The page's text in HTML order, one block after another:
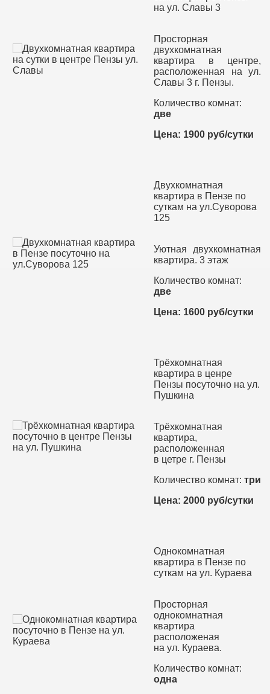
на ул. Славы 3
Просторная
двухкомнатная
квартира в центре,
расположенная на ул.
Славы 3 г. Пензы.
Количество комнат:
две
Цена: 1900 руб/сутки
Двухкомнатная
квартира в Пензе по
суткам на ул.Суворова
125
Уютная двухкомнатная
квартира. 3 этаж
Количество комнат:
две
Цена: 1600 руб/сутки
Трёхкомнатная
квартира в ценре
Пензы посуточно на ул.
Пушкина
Трёхкомнатная
квартира,
расположенная
в цетре г. Пензы
Количество комнат: три
Цена: 2000 руб/сутки
Однокомнатная
квартира в Пензе по
суткам на ул. Кураева
Просторная
однокомнатная
квартира
расположеная
на ул. Кураева.
Количество комнат:
одна